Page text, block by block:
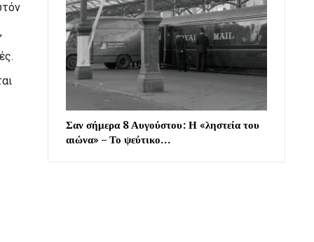
Σαν σήμερα 8 Αυγούστου: Η «ληστεία του
αιώνα» – Το ψεύτικο…